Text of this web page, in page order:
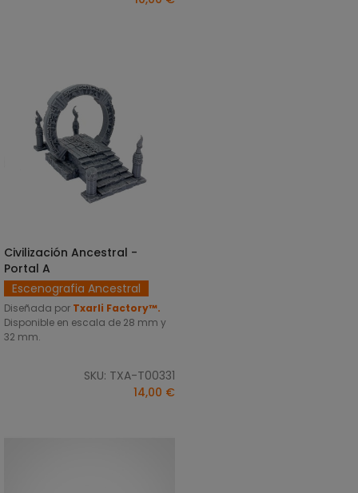
SELECCIONAR OPCIONES
Civilización Ancestral -
Portal A
Escenografia Ancestral
Diseñada por Txarli Factory™.
Disponible en escala de 28 mm y
32 mm.
SKU: TXA-T00331
14,00 €